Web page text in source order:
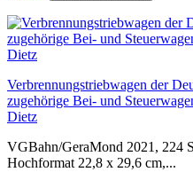
Verbrennungstriebwagen der
zugehörige Bei- und
Dietz
VGBahn/GeraMond 2021, 224
Hochformat 22,8 x 29,6 cm,...